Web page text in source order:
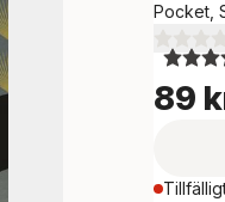
Pocket,
4,2utav
89